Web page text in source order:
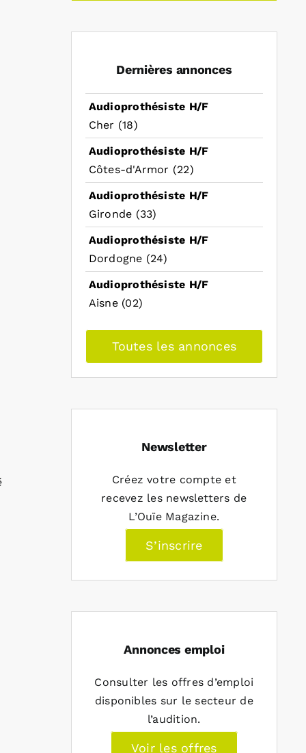
Dernières annonces
Audioprothésiste H/F
Cher (18)
Audioprothésiste H/F
Côtes-d'Armor (22)
Audioprothésiste H/F
Gironde (33)
Audioprothésiste H/F
Dordogne (24)
Audioprothésiste H/F
Aisne (02)
Toutes les annonces
Newsletter
Créez votre compte et
recevez les newsletters de
L’Ouïe Magazine.
S’inscrire
Annonces emploi
Consulter les offres d’emploi
disponibles sur le secteur de
l’audition.
Voir les offres